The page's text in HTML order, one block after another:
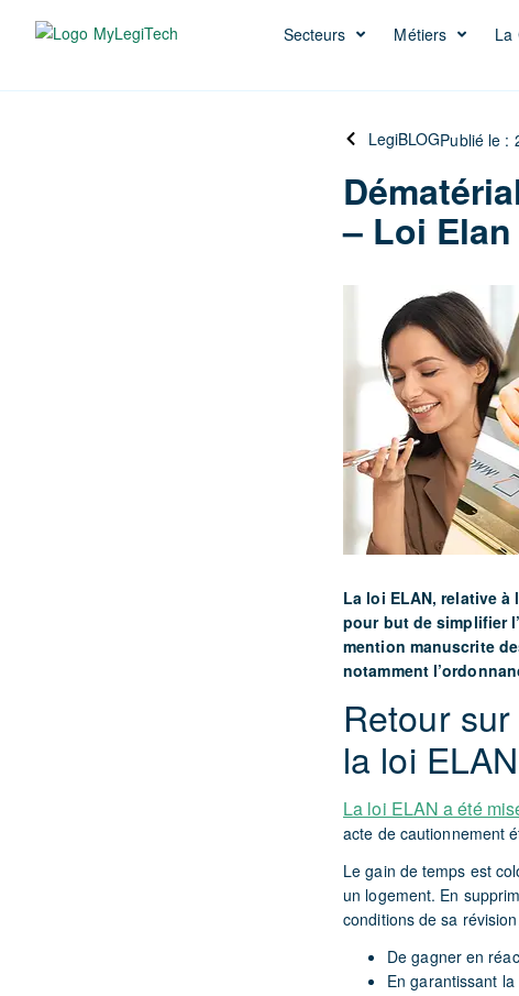
Secteurs Métiers La
LegiBLOGPublié le :
– Loi
La loi ELAN, relative à
pour but de simplifier
mention manuscrite
notamment
Retour
la loi ELAN
La loi ELAN a été
acte de cautionnement
Le gain de temps est
un logement. En
conditions de sa
De gagner en
En garantissant